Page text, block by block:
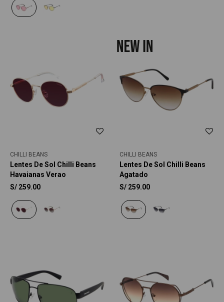
CHILLI BEANS
Lentes De Sol Chilli Beans
Havaianas Verao
S/ 259.00
CHILLI BEANS
Lentes De Sol Chilli Beans
Agatado
S/ 259.00